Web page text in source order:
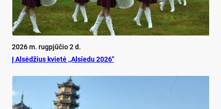
2026 m. rugpjūčio 2 d.
Į Alsėdžius kvietė ,,Alsiedu 2026″